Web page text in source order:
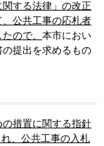
関する法律」の改正
公共工事の応札者
ので、 本市におい
提出を求めるもの
措置に関する指針
、公共工事の入札